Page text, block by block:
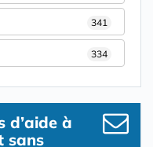
341
334
d’aide à
sans